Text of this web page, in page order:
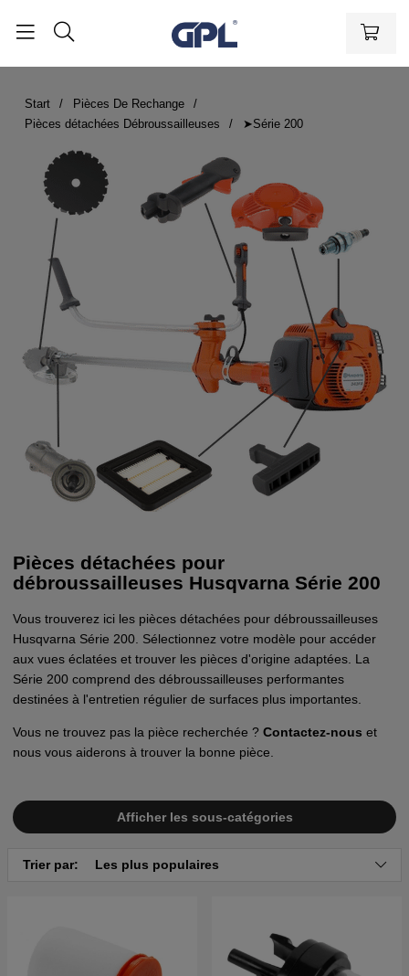
Start
Pièces De Rechange
Pièces détachées Débroussailleuses
➤Série 200
Pièces détachées pour
débroussailleuses Husqvarna Série 200
Vous trouverez ici les pièces détachées pour débroussailleuses
Husqvarna Série 200. Sélectionnez votre modèle pour accéder
aux vues éclatées et trouver les pièces d'origine adaptées. La
Série 200 comprend des débroussailleuses performantes
destinées à l'entretien régulier de surfaces plus importantes.
Vous ne trouvez pas la pièce recherchée ? Contactez-nous et
nous vous aiderons à trouver la bonne pièce.
Afficher les sous-catégories
Trier par: Les plus populaires